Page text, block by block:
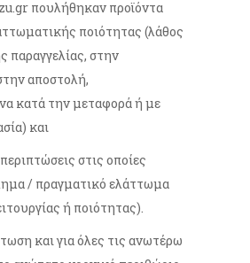
πουλήθηκαν προϊόντα
ποιότητας (λάθος
παραγγελίας, στην
αποστολή,
κατά την μεταφορά ή με
και
στις οποίες
/ πραγματικό ελάττωμα
ή ποιότητας).
και για όλες τις ανωτέρω